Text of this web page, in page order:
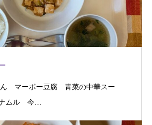
ん マーボー豆腐 青菜の中華スー
ムル 今…